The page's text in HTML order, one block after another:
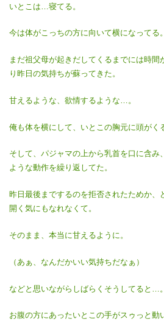
いとこは…寝てる。
今は体がこっちの方に向いて横になってる。
まだ祖父母が起きだしてくるまでには時
り昨日の気持ちが蘇ってきた。
甘えるような、欲情するような…。
俺も体を横にして、いとこの胸元に頭がく
そして、パジャマの上から乳首を口に含み
ような動作を繰り返してた。
昨日最後までするのを拒否されたためか、
開く気にもなれなくて。
そのまま、本当に甘えるように。
（あぁ、なんだかいい気持ちだなぁ）
などと思いながらしばらくそうしてると…。
お腹の方にあったいとこの手がスゥっと動